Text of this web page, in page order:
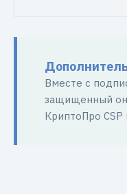
Вместе с
защищенный
КриптоПро CSP